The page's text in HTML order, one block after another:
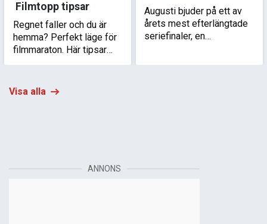
Augusti bjuder på ett av
årets mest efterlängtade
seriefinaler, en
Filmtopp tipsar
Regnet faller och du är
hemma? Perfekt läge för
filmmaraton. Här tipsar
som är värda att se
Visa alla
ANNONS